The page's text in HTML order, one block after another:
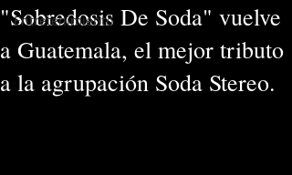
Entretenimiento
"Sobredosis De Soda" vuelve
a Guatemala, el mejor tributo
a la agrupación Soda Stereo.